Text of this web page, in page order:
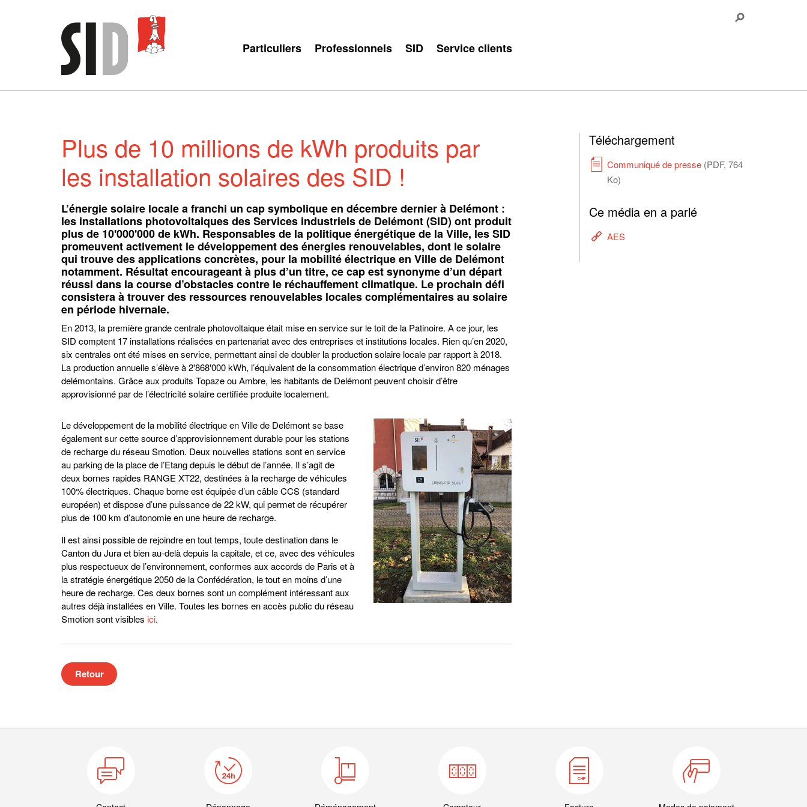
Particuliers Professionnels SID Service clients
Plus de 10 millions de kWh produits par
les installation solaires des SID !
L’énergie solaire locale a franchi un cap symbolique en décembre dernier à Delémont :
les installations photovoltaiques des Services industriels de Delémont (SID) ont produit
plus de 10'000'000 de kWh. Responsables de la politique énergétique de la Ville, les SID
promeuvent activement le développement des énergies renouvelables, dont le solaire
qui trouve des applications concrètes, pour la mobilité électrique en Ville de Delémont
notamment. Résultat encourageant à plus d’un titre, ce cap est synonyme d’un départ
réussi dans la course d’obstacles contre le réchauffement climatique. Le prochain défi
consistera à trouver des ressources renouvelables locales complémentaires au solaire
en période hivernale.
En 2013, la première grande centrale photovoltaique était mise en service sur le toit de la Patinoire. A ce jour, les
SID comptent 17 installations réalisées en partenariat avec des entreprises et institutions locales. Rien qu’en 2020,
six centrales ont été mises en service, permettant ainsi de doubler la production solaire locale par rapport à 2018.
La production annuelle s’élève à 2'868'000 kWh, l’équivalent de la consommation électrique d’environ 820 ménages
delémontains. Grâce aux produits Topaze ou Ambre, les habitants de Delémont peuvent choisir d’être
approvisionné par de l’électricité solaire certifiée produite localement.
Le développement de la mobilité électrique en Ville de Delémont se base
également sur cette source d’approvisionnement durable pour les stations
de recharge du réseau Smotion. Deux nouvelles stations sont en service
au parking de la place de l’Etang depuis le début de l’année. Il s’agit de
deux bornes rapides RANGE XT22, destinées à la recharge de véhicules
100% électriques. Chaque borne est équipée d’un câble CCS (standard
européen) et dispose d’une puissance de 22 kW, qui permet de récupérer
plus de 100 km d’autonomie en une heure de recharge.
Il est ainsi possible de rejoindre en tout temps, toute destination dans le
Canton du Jura et bien au-delà depuis la capitale, et ce, avec des véhicules
plus respectueux de l’environnement, conformes aux accords de Paris et à
la stratégie énergétique 2050 de la Confédération, le tout en moins d’une
heure de recharge. Ces deux bornes sont un complément intéressant aux
autres déjà installées en Ville. Toutes les bornes en accès public du réseau
Smotion sont visibles ici.
Retour
Téléchargement
Communiqué de presse (PDF, 764
Ko)
Ce média en a parlé
AES